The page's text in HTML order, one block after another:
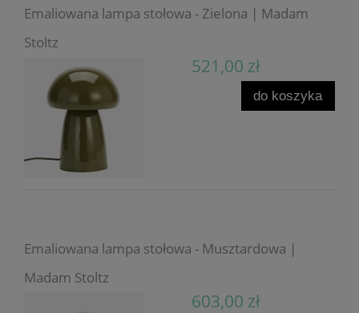
Emaliowana lampa stołowa - Zielona | Madam
Stoltz
521,00 zł
do koszyka
Emaliowana lampa stołowa - Musztardowa |
Madam Stoltz
603,00 zł